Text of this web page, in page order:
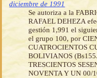
diciembre de 1991
Se autoriza a la
RAFAEL DEHEZA
gestión 1,991 el
el grupo 100, por
CUATROCIENTOS
BOLIVIANOS
TRESCIENTOS
NOVENTA Y UN 00/